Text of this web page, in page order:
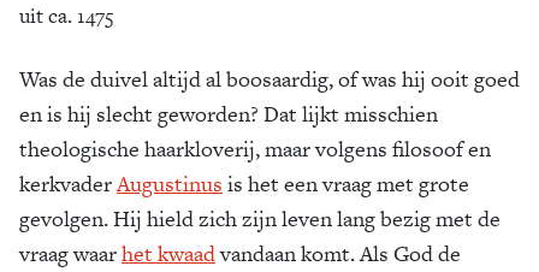
uit ca. 1475
Was de duivel altijd al boosaardig, of was hij ooit goed
en is hij slecht geworden? Dat lijkt misschien
theologische haarkloverij, maar volgens filosoof en
kerkvaderAugustinus is het een vraag met grote
gevolgen. Hij hield zich zijn leven lang bezig met de
vraag waarhet kwaadvandaan komt. Als God de